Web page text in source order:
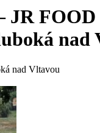
JR
nad
nad Vltavou